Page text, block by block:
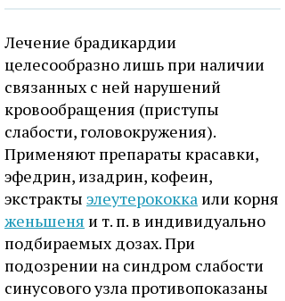
Лечение брадикардии
целесообразно лишь при наличии
связанных с ней нарушений
кровообращения (приступы
слабости, головокружения).
Применяют препараты красавки,
эфедрин, изадрин, кофеин,
экстракты элеутерококкаили корня
женьшеня и т. п. в индивидуально
подбираемых дозах. При
подозрении на синдром слабости
синусового узла противопоказаны